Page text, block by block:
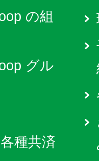
の組
グル
種共済